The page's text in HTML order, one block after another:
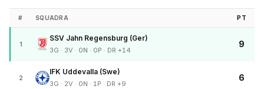
# SQUADRA PT
1
SSV Jahn Regensburg (Ger)
3G · 3V · 0N · 0P · DR +14
9
2
IFK Uddevalla (Swe)
3G · 2V · 0N · 1P · DR +9
6